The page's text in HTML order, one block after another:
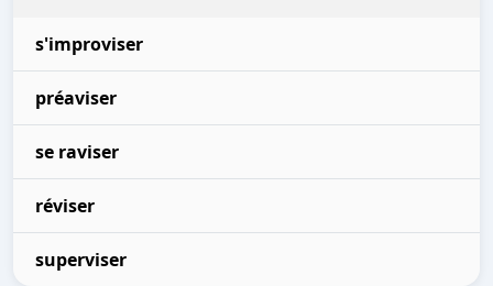
s'improviser
préaviser
se raviser
réviser
superviser